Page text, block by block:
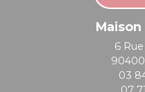
6
03